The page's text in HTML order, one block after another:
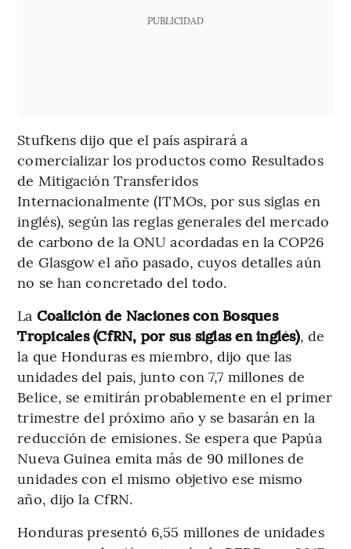
PUBLICIDAD
Stufkens dijo que el país aspirará a
comercializar los productos como Resultados
de Mitigación Transferidos
Internacionalmente (ITMOs, por sus siglas en
inglés), según las reglas generales del mercado
de carbono de la ONU acordadas en la COP26
de Glasgow el año pasado, cuyos detalles aún
no se han concretado del todo.
La Coalición de Naciones con Bosques
Tropicales (CfRN, por sus siglas en inglés), de
la que Honduras es miembro, dijo que las
unidades del país, junto con 7,7 millones de
Belice, se emitirán probablemente en el primer
trimestre del próximo año y se basarán en la
reducción de emisiones. Se espera que Papúa
Nueva Guinea emita más de 90 millones de
unidades con el mismo objetivo ese mismo
año, dijo la CfRN.
Honduras presentó 6,55 millones de unidades